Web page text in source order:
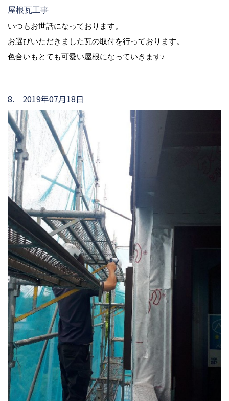
屋根瓦工事
いつもお世話になっております。
お選びいただきました瓦の取付を行っております。
色合いもとても可愛い屋根になっていきます♪
8. 2019年07月18日